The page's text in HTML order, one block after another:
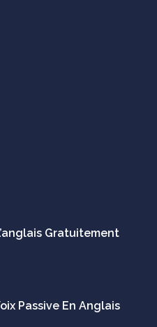
Gratuitement
Passive En Anglais